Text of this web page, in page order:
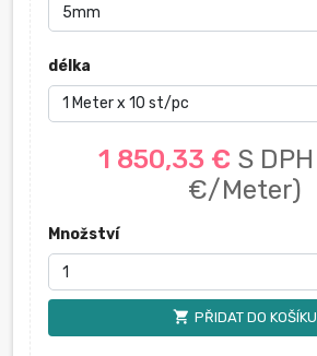
délka
1 850,33 € S DPH
€/Meter)
Množství
shopping_cart PŘIDAT DO KOŠÍKU